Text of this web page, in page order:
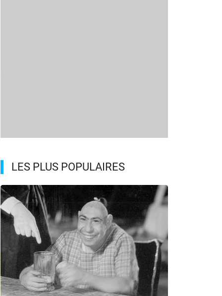
LES PLUS POPULAIRES